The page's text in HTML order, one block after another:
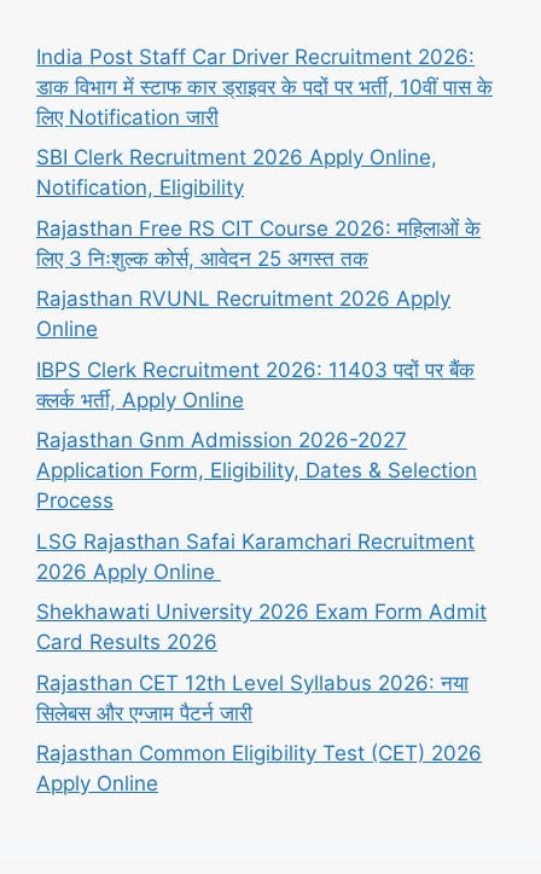
India Post Staff Car Driver Recruitment 2026:
डाक विभाग में स्टाफ कार ड्राइवर के पदों पर भर्ती, 10वीं पास के
लिए Notification जारी
SBI Clerk Recruitment 2026 Apply Online,
Notification, Eligibility
Rajasthan Free RS CIT Course 2026: महिलाओं के
लिए 3 निःशुल्क कोर्स, आवेदन 25 अगस्त तक
Rajasthan RVUNL Recruitment 2026 Apply
Online
IBPS Clerk Recruitment 2026: 11403 पदों पर बैंक
क्लर्क भर्ती, Apply Online
Rajasthan Gnm Admission 2026-2027
Application Form, Eligibility, Dates & Selection
Process
LSG Rajasthan Safai Karamchari Recruitment
2026 Apply Online
Shekhawati University 2026 Exam Form Admit
Card Results 2026
Rajasthan CET 12th Level Syllabus 2026: नया
सिलेबस और एग्जाम पैटर्न जारी
Rajasthan Common Eligibility Test (CET) 2026
Apply Online